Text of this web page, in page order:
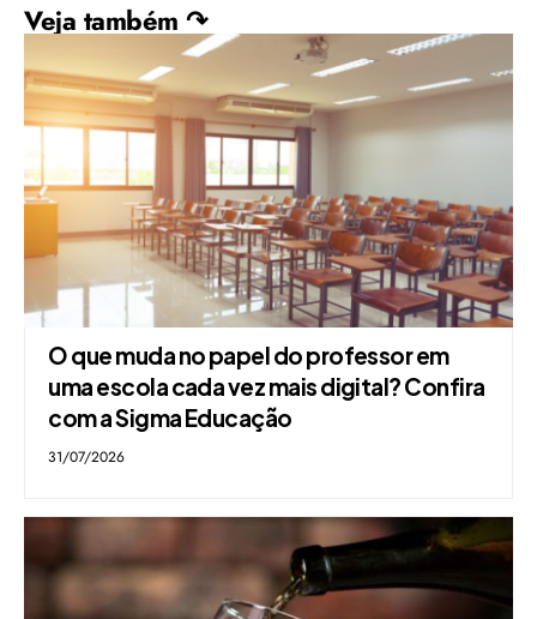
Veja também ↷
O que muda no papel do professor em
uma escola cada vez mais digital? Confira
com a Sigma Educação
31/07/2026